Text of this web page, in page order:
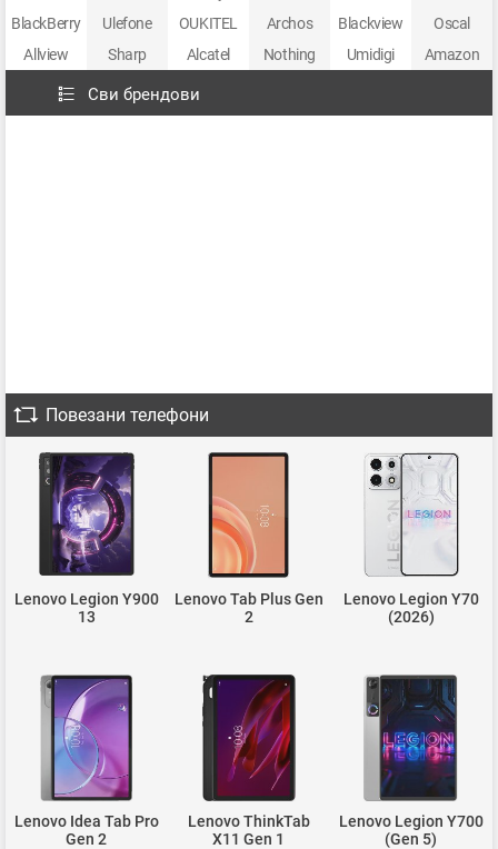
BlackBerry
Ulefone OUKITEL Archos Blackview
Oscal
Allview
Sharp Alcatel Nothing Umidigi Amazon
Сви брендови
Повезани телефони
Lenovo Legion Y900
13
Lenovo Tab Plus Gen
2
Lenovo Legion Y70
(2026)
Lenovo Idea Tab Pro
Gen 2
Lenovo ThinkTab
X11 Gen 1
Lenovo Legion Y700
(Gen 5)